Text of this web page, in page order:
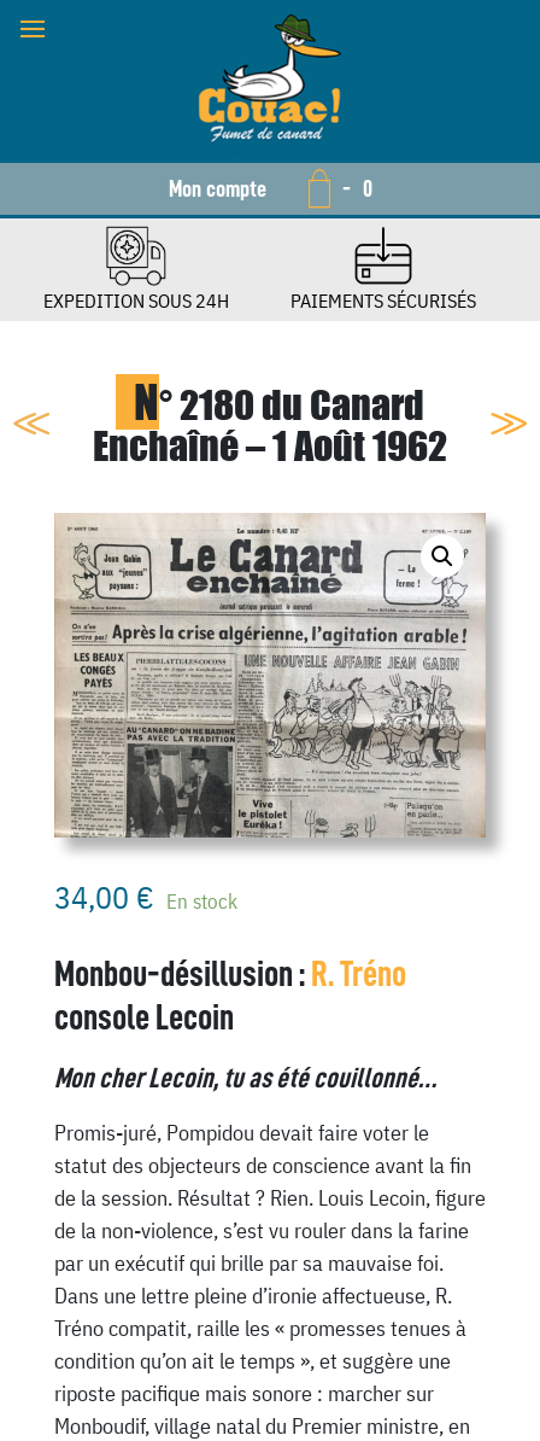
Mon compte - 0
EXPEDITION SOUS 24H PAIEMENTS SÉCURISÉS
N° 2180 du Canard
Enchaîné – 1 Août 1962
34,00 € En stock
Monbou-désillusion : R. Tréno
console Lecoin
Mon cher Lecoin, tu as été couillonné…
Promis-juré, Pompidou devait faire voter le
statut des objecteurs de conscience avant la fin
de la session. Résultat ? Rien. Louis Lecoin, figure
de la non-violence, s’est vu rouler dans la farine
par un exécutif qui brille par sa mauvaise foi.
Dans une lettre pleine d’ironie affectueuse, R.
Tréno compatit, raille les « promesses tenues à
condition qu’on ait le temps », et suggère une
riposte pacifique mais sonore : marcher sur
Monboudif, village natal du Premier ministre, en